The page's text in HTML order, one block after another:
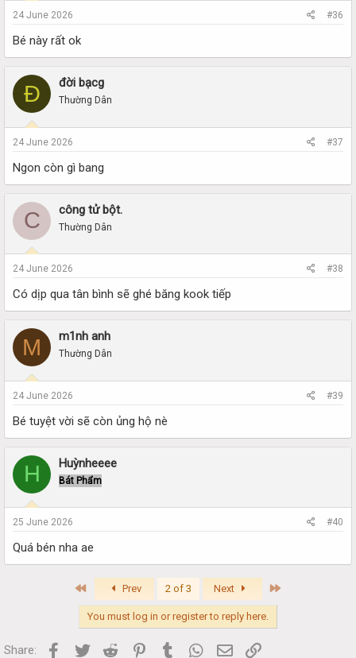
24 June 2026 #36
Bé này rất ok
Đ đời bạcg
Thường Dân
24 June 2026 #37
Ngon còn gì bang
C công tử bột.
Thường Dân
24 June 2026 #38
Có dịp qua tân bình sẽ ghé băng kook tiếp
M m1nh anh
Thường Dân
24 June 2026 #39
Bé tuyệt vời sẽ còn ủng hộ nè
H Huỳnheeee
Bát Phẩm
25 June 2026 #40
Quá bén nha ae
First Prev 2 of 3 Next
You must log in or register to reply here.
Share: Facebook
Twitter Reddit PinterestTumblr WhatsApp
Email